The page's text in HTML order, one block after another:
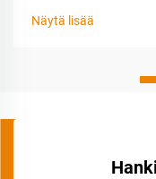
Näytä lisää